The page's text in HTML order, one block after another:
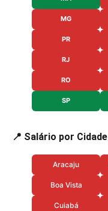
MG
PR
RJ
RO
SP
📍 Salário por Cidade
Aracaju
Boa Vista
Cuiabá